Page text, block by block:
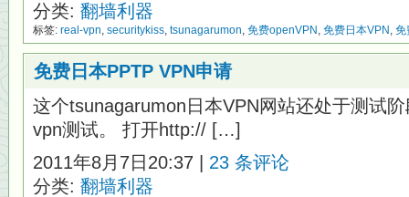
分类: 翻墙利器
标签: real-vpn, securitykiss, tsunagarumon, 免费openVPN , 免费日本VPN , 免
免费日本PPTP VPN申请
这个tsunagarumon日本VPN网站还处于测试
vpn测试。 打开http:// […]
2011年8月7日20:37 | 23 条评论
分类: 翻墙利器